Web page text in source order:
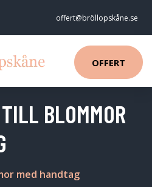
offert@bröllopskåne.se
OFFERT
BLOMMOR
med handtag